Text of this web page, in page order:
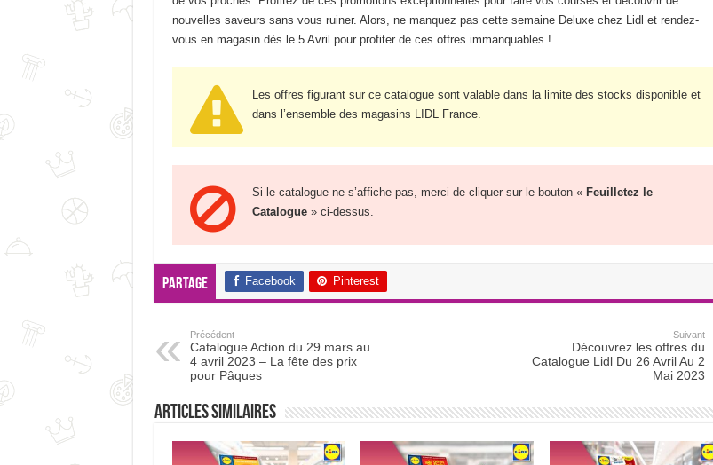
nouvelles saveurs sans vous ruiner. Alors, ne manquez pas cette semaine Deluxe chez Lidl et rendez-
vous en magasin dès le 5 Avril pour profiter de ces offres immanquables !
Les offres figurant sur ce catalogue sont valable dans la limite des stocks disponible et
dans l’ensemble des magasins LIDL France.
Si le catalogue ne s’affiche pas, merci de cliquer sur le bouton « Feuilletez le
Catalogue» ci-dessus.
Partage Facebook Pinterest
Précédent
Catalogue Action du 29 mars au
4 avril 2023 – La fête des prix
pour Pâques
Suivant
Découvrez les offres du
Catalogue Lidl Du 26 Avril Au 2
Mai 2023
Articles Similaires